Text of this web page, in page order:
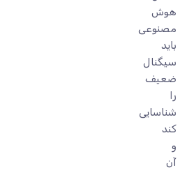
هوش
مصنوعی
باید
سیگنال
ضعیف
را
شناسایی
کند
و
آن